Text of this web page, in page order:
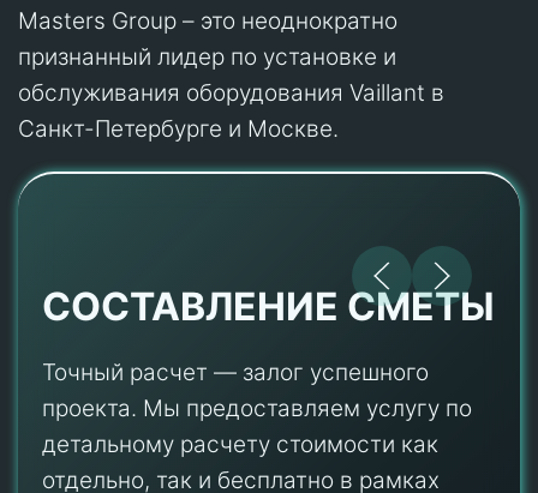
Masters Group – это неоднократно
признанный лидер по установке и
обслуживания оборудования Vaillant в
Санкт-Петербурге и Москве.
СОСТАВЛЕНИЕ СМЕТЫ
Точный расчет — залог успешного
проекта. Мы предоставляем услугу по
детальному расчету стоимости как
отдельно, так и бесплатно в рамках